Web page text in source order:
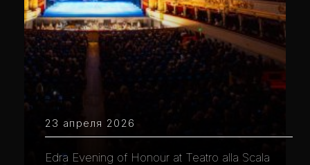
23 апреля 2026
Edra Evening of Honour at Teatro alla Scala